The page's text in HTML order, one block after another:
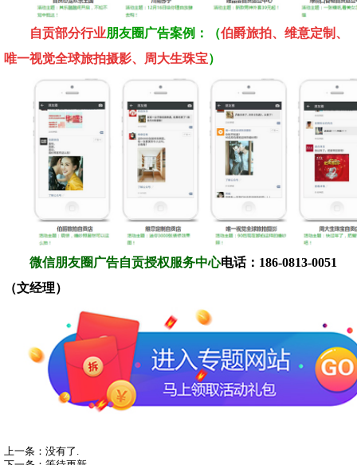
自贡部分行业朋友圈广告案例：（伯爵旅拍、维意定制、
唯一视觉全球旅拍摄影、周大生珠宝）
微信朋友圈广告自贡授权服务中心电话：186-0813-0051
（文经理）
上一条：没有了.